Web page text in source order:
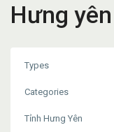
Hưng yên
Types
Categories
Tỉnh Hưng Yên